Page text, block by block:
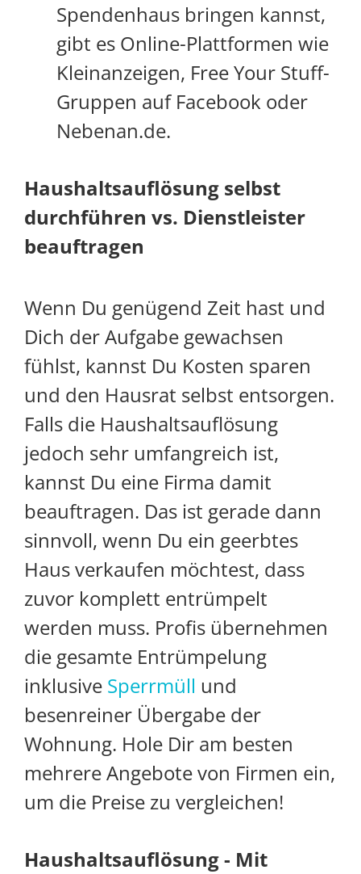
Spendenhaus bringen kannst,
gibt es Online-Plattformen wie
Kleinanzeigen, Free Your Stuff-
Gruppen auf Facebook oder
Nebenan.de.
Haushaltsauflösung selbst
durchführen vs. Dienstleister
beauftragen
Wenn Du genügend Zeit hast und
Dich der Aufgabe gewachsen
fühlst, kannst Du Kosten sparen
und den Hausrat selbst entsorgen.
Falls die Haushaltsauflösung
jedoch sehr umfangreich ist,
kannst Du eine Firma damit
beauftragen. Das ist gerade dann
sinnvoll, wenn Du ein geerbtes
Haus verkaufen möchtest, dass
zuvor komplett entrümpelt
werden muss. Profis übernehmen
die gesamte Entrümpelung
inklusive Sperrmüll und
besenreiner Übergabe der
Wohnung. Hole Dir am besten
mehrere Angebote von Firmen ein,
um die Preise zu vergleichen!
Haushaltsauflösung - Mit